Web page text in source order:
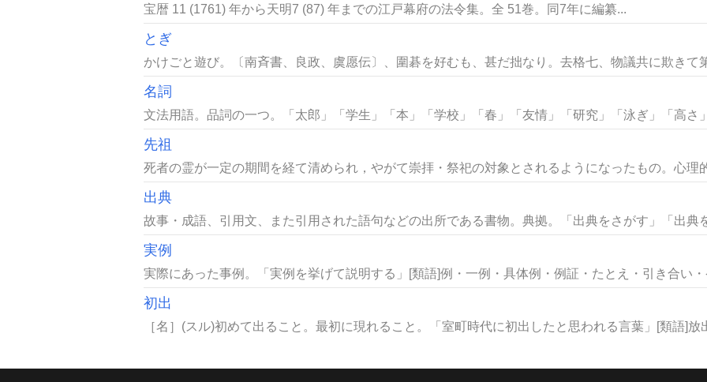
宝暦 11 (1761) 年から天明7 (87) 年までの江戸幕府の法令集。全 51巻。同7年に編纂...
とぎ
かけごと遊び。〔南斉書、良政、虞愿伝〕、圍碁を好むも、甚だ拙なり。去格七、物議共に欺きて
名詞
文法用語。品詞の一つ。「太郎」「学生」「本」「学校」「春」「友情」「研究」「泳ぎ」「高さ
先祖
死者の霊が一定の期間を経て清められ，やがて崇拝・祭祀の対象とされるようになったもの。心理
出典
故事・成語、引用文、また引用された語句などの出所である書物。典拠。「出典をさがす」「出典
実例
実際にあった事例。「実例を挙げて説明する」[類語]例・一例・具体例・例証・たとえ・引き合い
初出
［名］(スル)初めて出ること。最初に現れること。「室町時代に初出したと思われる言葉」[類語]放